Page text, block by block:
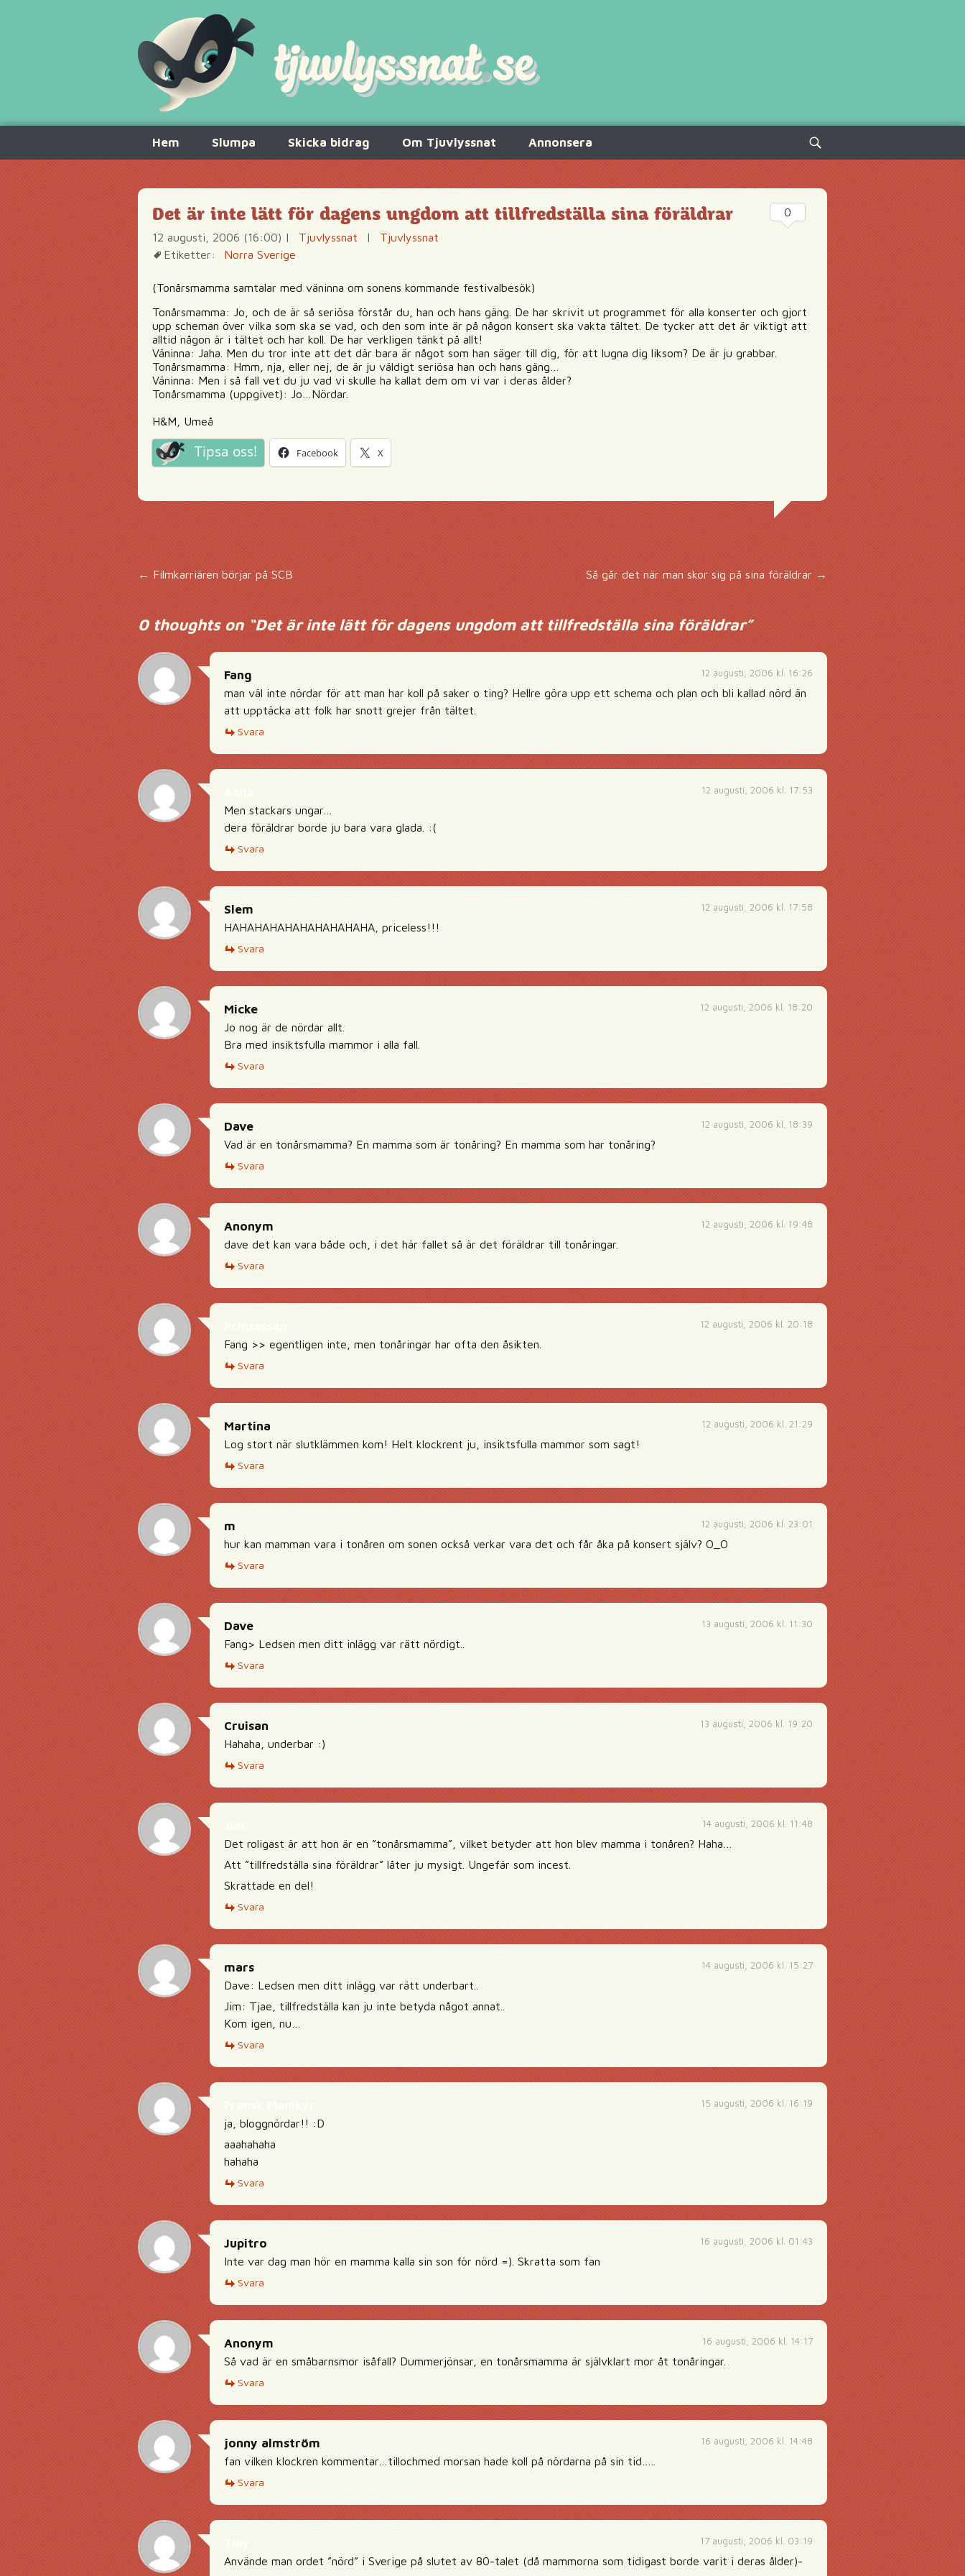
innehåll
Hem Slumpa Skicka bidrag Om Tjuvlyssnat Annonsera
Sök
efter:
Det är inte lätt för dagens ungdom att tillfredställa sina föräldrar
12 augusti, 2006 (16:00) | Tjuvlyssnat |
Tjuvlyssnat
Etiketter:
Norra Sverige
(Tonårsmamma samtalar med väninna om sonens kommande festivalbesök)
Tonårsmamma: Jo, och de är så seriösa förstår du, han och hans gäng. De har skrivit ut programmet för alla konserter och gjort
upp scheman över vilka som ska se vad, och den som inte är på någon konsert ska vakta tältet. De tycker att det är viktigt att
alltid någon är i tältet och har koll. De har verkligen tänkt på allt!
Väninna: Jaha. Men du tror inte att det där bara är något som han säger till dig, för att lugna dig liksom? De är ju grabbar.
Tonårsmamma: Hmm, nja, eller nej, de är ju väldigt seriösa han och hans gäng…
Väninna: Men i så fall vet du ju vad vi skulle ha kallat dem om vi var i deras ålder?
Tonårsmamma (uppgivet): Jo…Nördar.
H&M, Umeå
Tipsa oss! Facebook X
0
Inläggsnavigering
← Filmkarriären börjar på SCB Så går det när man skor sig på sina föräldrar→
0 thoughts on “Det är inte lätt för dagens ungdom att tillfredställa sina föräldrar”
12 augusti, 2006 kl. 16:26
Fang
man väl inte nördar för att man har koll på saker o ting? Hellre göra upp ett schema och plan och bli kallad nörd än
att upptäcka att folk har snott grejer från tältet.
Svara
12 augusti, 2006 kl. 17:53
Men stackars ungar…
dera föräldrar borde ju bara vara glada. :(
Svara
12 augusti, 2006 kl. 17:58
Slem
HAHAHAHAHAHAHAHAHAHA, priceless!!!
Svara
12 augusti, 2006 kl. 18:20
Micke
Jo nog är de nördar allt.
Bra med insiktsfulla mammor i alla fall.
Svara
12 augusti, 2006 kl. 18:39
Dave
Vad är en tonårsmamma? En mamma som är tonåring? En mamma som har tonåring?
Svara
12 augusti, 2006 kl. 19:48
Anonym
dave det kan vara både och, i det här fallet så är det föräldrar till tonåringar.
Svara
12 augusti, 2006 kl. 20:18
Fang >> egentligen inte, men tonåringar har ofta den åsikten.
Svara
12 augusti, 2006 kl. 21:29
Martina
Log stort när slutklämmen kom! Helt klockrent ju, insiktsfulla mammor som sagt!
Svara
12 augusti, 2006 kl. 23:01
m
hur kan mamman vara i tonåren om sonen också verkar vara det och får åka på konsert själv? O_O
Svara
13 augusti, 2006 kl. 11:30
Dave
Fang> Ledsen men ditt inlägg var rätt nördigt..
Svara
13 augusti, 2006 kl. 19:20
Cruisan
Hahaha, underbar :)
Svara
14 augusti, 2006 kl. 11:48
Det roligast är att hon är en ”tonårsmamma”, vilket betyder att hon blev mamma i tonåren? Haha…
Att ”tillfredställa sina föräldrar” låter ju mysigt. Ungefär som incest.
Skrattade en del!
Svara
14 augusti, 2006 kl. 15:27
mars
Dave: Ledsen men ditt inlägg var rätt underbart..
Jim: Tjae, tillfredställa kan ju inte betyda något annat..
Kom igen, nu…
Svara
15 augusti, 2006 kl. 16:19
ja, bloggnördar!! :D
aaahahaha
hahaha
Svara
16 augusti, 2006 kl. 01:43
Jupitro
Inte var dag man hör en mamma kalla sin son för nörd =). Skratta som fan
Svara
16 augusti, 2006 kl. 14:17
Anonym
Så vad är en småbarnsmor isåfall? Dummerjönsar, en tonårsmamma är självklart mor åt tonåringar.
Svara
16 augusti, 2006 kl. 14:48
jonny almström
fan vilken klockren kommentar…tillochmed morsan hade koll på nördarna på sin tid…..
Svara
17 augusti, 2006 kl. 03:19
Använde man ordet ”nörd” i Sverige på slutet av 80-talet (då mammorna som tidigast borde varit i deras ålder)-